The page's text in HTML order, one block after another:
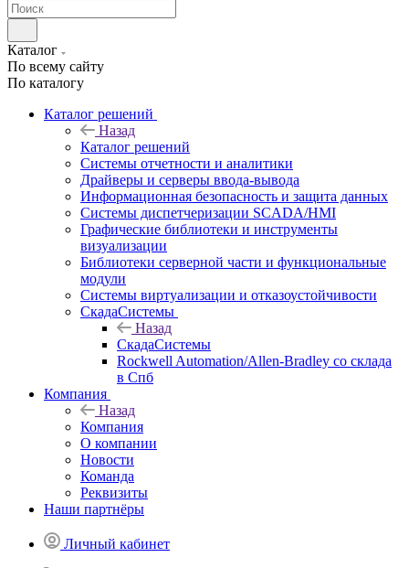
Каталог
По всему сайту
По каталогу
Каталог решений
Назад
Каталог решений
Системы отчетности и аналитики
Драйверы и серверы ввода-вывода
Информационная безопасность и защита данных
Системы диспетчеризации SCADA/HMI
Графические библиотеки и инструменты
визуализации
Библиотеки серверной части и функциональные
модули
Системы виртуализации и отказоустойчивости
СкадаСистемы
Назад
СкадаСистемы
Rockwell Automation/Allen-Bradley со склада
в Спб
Компания
Назад
Компания
О компании
Новости
Команда
Реквизиты
Наши партнёры
Личный кабинет